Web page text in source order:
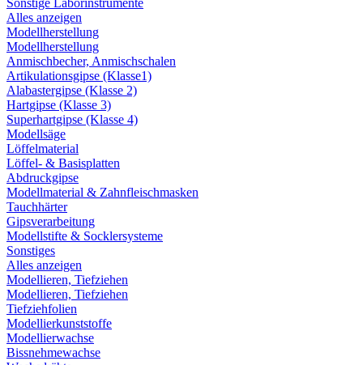
Sonstige Laborinstrumente
Alles anzeigen
Modellherstellung
Modellherstellung
Anmischbecher, Anmischschalen
Artikulationsgipse (Klasse1)
Alabastergipse (Klasse 2)
Hartgipse (Klasse 3)
Superhartgipse (Klasse 4)
Modellsäge
Löffelmaterial
Löffel- & Basisplatten
Abdruckgipse
Modellmaterial & Zahnfleischmasken
Tauchhärter
Gipsverarbeitung
Modellstifte & Socklersysteme
Sonstiges
Alles anzeigen
Modellieren, Tiefziehen
Modellieren, Tiefziehen
Tiefziehfolien
Modellierkunststoffe
Modellierwachse
Bissnehmewachse